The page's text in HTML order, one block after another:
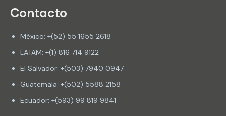
Contacto
México: +(52) 55 1655 2618
LATAM: +(1) 816 714 9122
El Salvador: +(503) 7940 0947
Guatemala: +(502) 5588 2158
Ecuador: +(593) 99 819 9841